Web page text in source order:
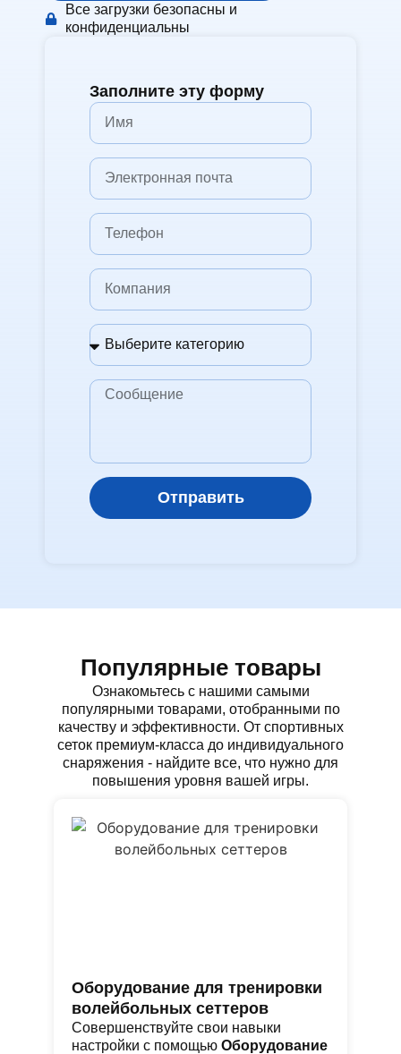
Все загрузки безопасны и
конфиденциальны
Заполните эту форму
Отправить
Популярные товары
Ознакомьтесь с нашими самыми
популярными товарами, отобранными по
качеству и эффективности. От спортивных
сеток премиум-класса до индивидуального
снаряжения - найдите все, что нужно для
повышения уровня вашей игры.
Оборудование для тренировки
волейбольных сеттеров
Совершенствуйте свои навыки
настройки с помощью Оборудование